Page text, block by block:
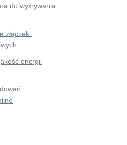
do wykrywania
złączek i
energii